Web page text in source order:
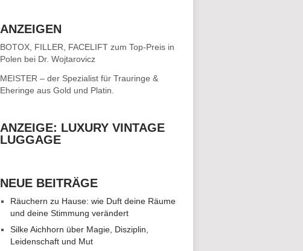
ANZEIGEN
BOTOX, FILLER, FACELIFT zum Top-Preis in
Polen bei Dr. Wojtarovicz
MEISTER – der Spezialist für Trauringe &
Eheringe aus Gold und Platin.
ANZEIGE: LUXURY VINTAGE
LUGGAGE
NEUE BEITRÄGE
Räuchern zu Hause: wie Duft deine Räume
und deine Stimmung verändert
Silke Aichhorn über Magie, Disziplin,
Leidenschaft und Mut